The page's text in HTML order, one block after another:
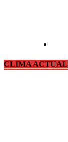
CLIMA ACTUAL